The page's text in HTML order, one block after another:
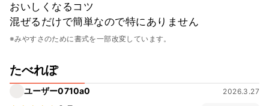
おいしくなるコツ
混ぜるだけで簡単なので特にありません
※みやすさのために書式を一部改変しています。
たべれぽ
ユーザー0710a0 2026.3.27